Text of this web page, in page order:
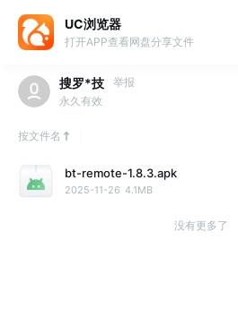
UC浏览器
打开APP查看网盘分享文件
搜罗*技
举报
永久有效
按文件名
bt-remote-1.8.3.apk
2025-11-26 4.1MB
没有更多了